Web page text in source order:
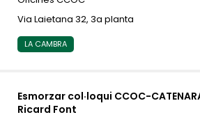
Via Laietana 32, 3a planta
LA CAMBRA
Esmorzar col·loqui CCOC-
Ricard Font